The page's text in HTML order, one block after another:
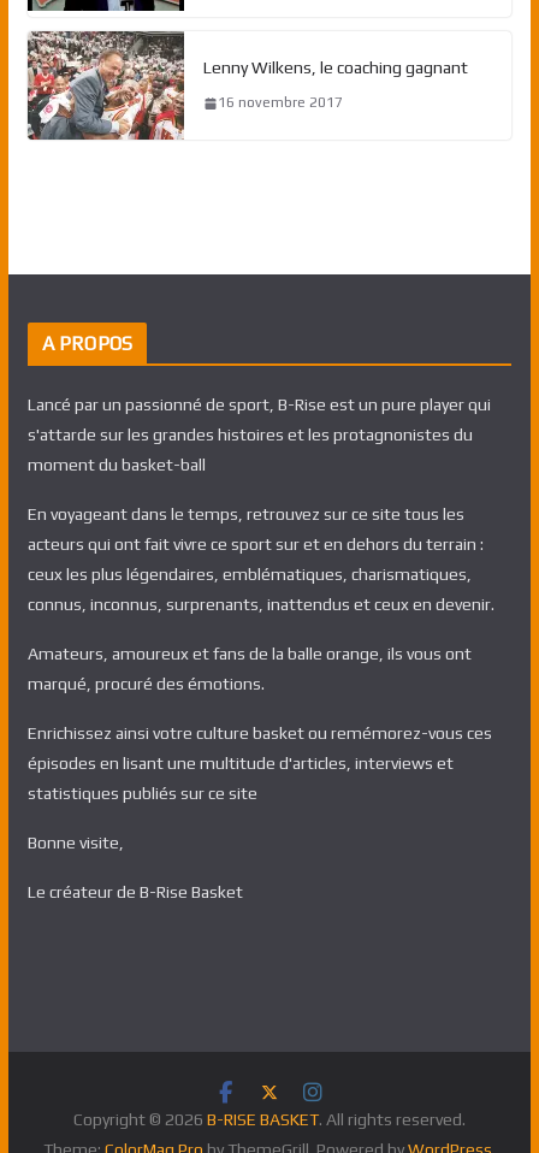
Lenny Wilkens, le coaching gagnant
16 novembre 2017
A PROPOS
Lancé par un passionné de sport, B-Rise est un pure player qui
s'attarde sur les grandes histoires et les protagnonistes du
moment du basket-ball
En voyageant dans le temps, retrouvez sur ce site tous les
acteurs qui ont fait vivre ce sport sur et en dehors du terrain :
ceux les plus légendaires, emblématiques, charismatiques,
connus, inconnus, surprenants, inattendus et ceux en devenir.
Amateurs, amoureux et fans de la balle orange, ils vous ont
marqué, procuré des émotions.
Enrichissez ainsi votre culture basket ou remémorez-vous ces
épisodes en lisant une multitude d'articles, interviews et
statistiques publiés sur ce site
Bonne visite,
Le créateur de B-Rise Basket
Copyright © 2026 B-RISE BASKET. All rights reserved.